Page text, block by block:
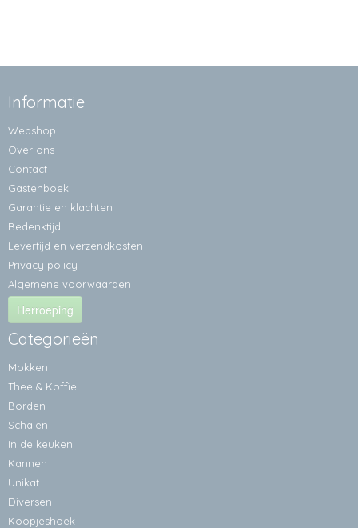
Informatie
Webshop
Over ons
Contact
Gastenboek
Garantie en klachten
Bedenktijd
Levertijd en verzendkosten
Privacy policy
Algemene voorwaarden
Herroeping
Categorieën
Mokken
Thee & Koffie
Borden
Schalen
In de keuken
Kannen
Unikat
Diversen
Koopjeshoek